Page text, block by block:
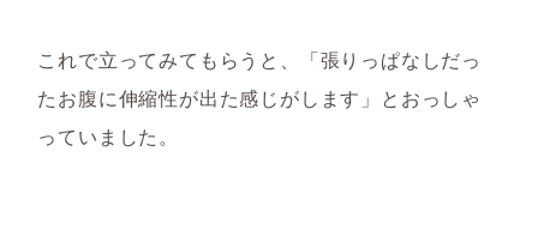
これで立ってみてもらうと、「張りっぱなしだっ
たお腹に伸縮性が出た感じがします」とおっしゃ
っていました。